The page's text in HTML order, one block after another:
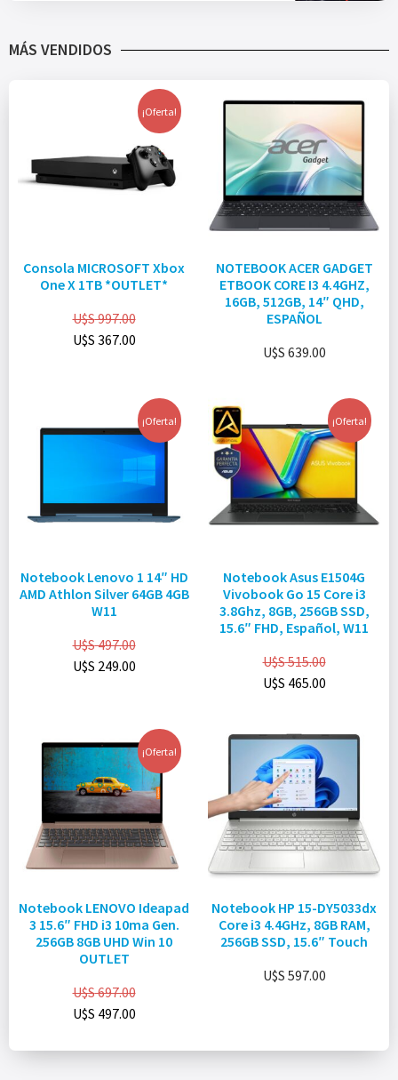
MÁS VENDIDOS
¡Oferta!
Consola MICROSOFT Xbox
One X 1TB *OUTLET*
U$S997.00
U$S 367.00
NOTEBOOK ACER GADGET
ETBOOK CORE I3 4.4GHZ,
16GB, 512GB, 14″ QHD,
ESPAÑOL
U$S 639.00
¡Oferta!
Notebook Lenovo 1 14″ HD
AMD Athlon Silver 64GB 4GB
W11
U$S497.00
U$S 249.00
¡Oferta!
Notebook Asus E1504G
Vivobook Go 15 Core i3
3.8Ghz, 8GB, 256GB SSD,
15.6″ FHD, Español, W11
U$S515.00
U$S 465.00
¡Oferta!
Notebook LENOVO Ideapad
3 15.6″ FHD i3 10ma Gen.
256GB 8GB UHD Win 10
OUTLET
U$S697.00
U$S 497.00
Notebook HP 15-DY5033dx
Core i3 4.4GHz, 8GB RAM,
256GB SSD, 15.6″ Touch
U$S 597.00